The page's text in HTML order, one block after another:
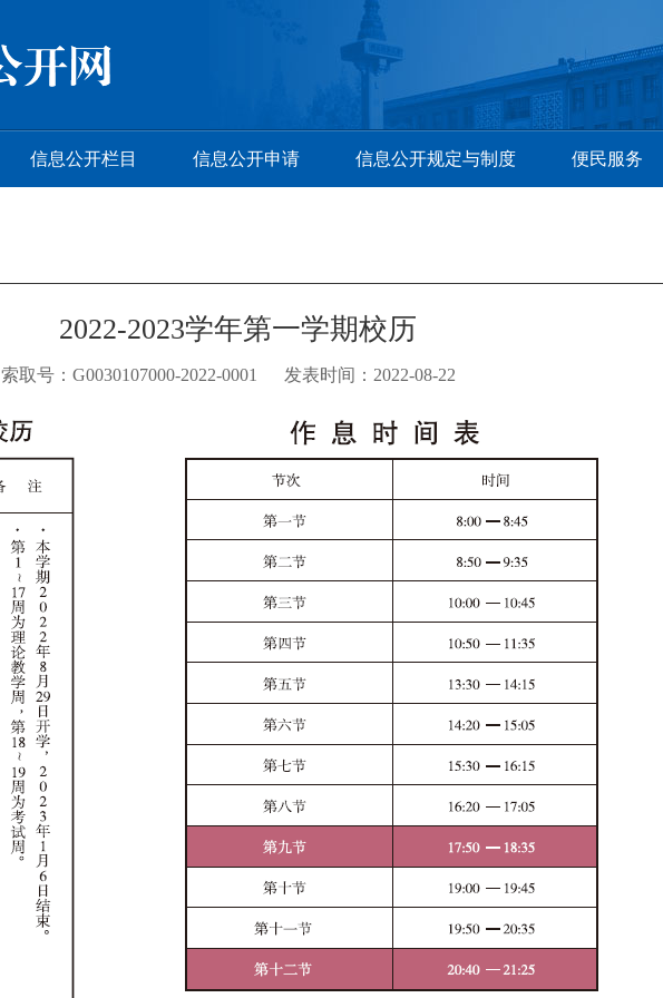
信息公开栏目 信息公开申请 信息公开规定与制度 便民服务
2022-2023学年第一学期校历
索取号：G0030107000-2022-0001 发表时间：2022-08-22